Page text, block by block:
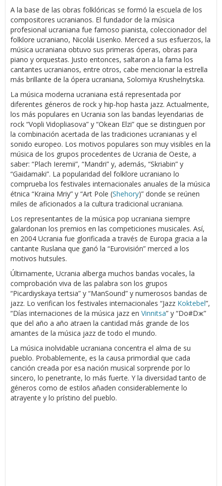
A la base de las obras folklóricas se formó la escuela de los
compositores ucranianos. El fundador de la música
profesional ucraniana fue famoso pianista, coleccionador del
folklore ucraniano, Nicolái Lisenko. Merced a sus esfuerzos, la
música ucraniana obtuvo sus primeras óperas, obras para
piano y orquestas. Justo entonces, saltaron a la fama los
cantantes ucranianos, entre otros, cabe mencionar la estrella
más brillante de la ópera ucraniana, Solomiya Krushelnytska.
La música moderna ucraniana está representada por
diferentes géneros de rock y hip-hop hasta jazz. Actualmente,
los más populares en Ucrania son las bandas leyendarias de
rock “Vopli Vidopliasova” y “Okean Elzi” que se distinguen por
la combinación acertada de las tradiciones ucranianas y el
sonido europeo. Los motivos populares son muy visibles en la
música de los grupos procedentes de Ucrania de Oeste, a
saber: “Plach Ieremii”, “Mandri” y, además, “Skriabin” y
“Gaidamaki”. La popularidad del folklore ucraniano lo
comprueba los festivales internacionales anuales de la música
étnica “Kraina Mriy” y “Art Pole (Shehory)” donde se reúnen
miles de aficionados a la cultura tradicional ucraniana.
Los representantes de la música pop ucraniana siempre
galardonan los premios en las competiciones musicales. Así,
en 2004 Ucrania fue glorificada a través de Europa gracia a la
cantante Ruslana que ganó la “Eurovisión” merced a los
motivos hutsules.
Últimamente, Ucrania alberga muchos bandas vocales, la
comprobación viva de las palabra son los grupos
“Picardiyskaya tertsia” y “ManSound” y numerosos bandas de
jazz. Lo verifican los festivales internacionales “Jazz Koktebel”,
“Días internaciones de la música jazz en Vinnitsa” y “Do#Dж”
que del año a año atraen la cantidad más grande de los
amantes de la música jazz de todo el mundo.
La música inolvidable ucraniana concentra el alma de su
pueblo. Probablemente, es la causa primordial que cada
canción creada por esa nación musical sorprende por lo
sincero, lo penetrante, lo más fuerte. Y la diversidad tanto de
géneros como de estilos añaden considerablemente lo
atrayente y lo prístino del pueblo.